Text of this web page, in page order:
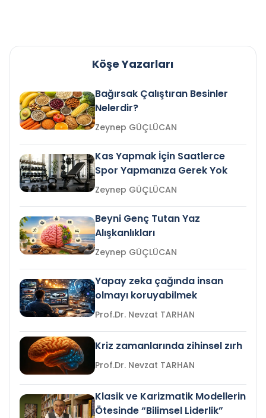
Köşe Yazarları
Bağırsak Çalıştıran Besinler
Nelerdir?
Zeynep GÜÇLÜCAN
Kas Yapmak İçin Saatlerce
Spor Yapmanıza Gerek Yok
Zeynep GÜÇLÜCAN
Beyni Genç Tutan Yaz
Alışkanlıkları
Zeynep GÜÇLÜCAN
Yapay zeka çağında insan
olmayı koruyabilmek
Prof.Dr. Nevzat TARHAN
Kriz zamanlarında zihinsel zırh
Prof.Dr. Nevzat TARHAN
Klasik ve Karizmatik Modellerin
Ötesinde “Bilimsel Liderlik”